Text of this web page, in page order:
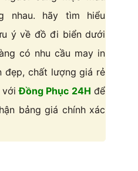
nhau. hãy tìm hiểu
ý về đồ đi biển dưới
có nhu cầu may in
đẹp, chất lượng giá rẻ
vớiĐồng Phục 24H để
bảng giá chính xác